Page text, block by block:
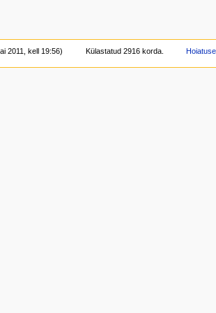
2011, kell 19:56) Külastatud 2916 korda.